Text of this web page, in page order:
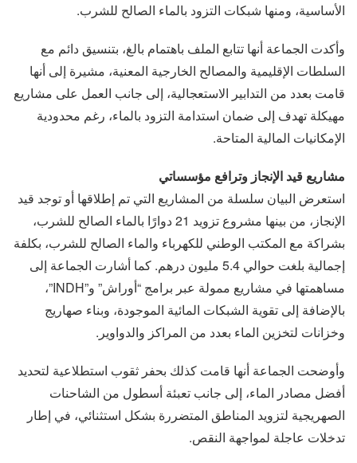
الأساسية، ومنها شبكات التزود بالماء الصالح للشرب.
وأكدت الجماعة أنها تتابع الملف باهتمام بالغ، بتنسيق دائم مع
السلطات الإقليمية والمصالح الخارجية المعنية، مشيرة إلى أنها
قامت بعدد من التدابير الاستعجالية، إلى جانب العمل على مشاريع
مهيكلة تهدف إلى ضمان استدامة التزود بالماء، رغم محدودية
الإمكانيات المالية المتاحة.
مشاريع قيد الإنجاز وترافع مؤسساتي
استعرض البيان سلسلة من المشاريع التي تم إطلاقها أو توجد قيد
الإنجاز، من بينها مشروع تزويد 21 دوارًا بالماء الصالح للشرب،
بشراكة مع المكتب الوطني للكهرباء والماء الصالح للشرب، بكلفة
إجمالية بلغت حوالي 5.4 مليون درهم. كما أشارت الجماعة إلى
مساهمتها في مشاريع ممولة عبر برامج “أوراش” و”INDH”،
بالإضافة إلى تقوية الشبكات المائية الموجودة، وبناء صهاريج
وخزانات لتخزين الماء بعدد من المراكز والدواوير.
وأوضحت الجماعة أنها قامت كذلك بحفر ثقوب استطلاعية لتحديد
أفضل مصادر الماء، إلى جانب تعبئة أسطول من الشاحنات
الصهريجية لتزويد المناطق المتضررة بشكل استثنائي، في إطار
تدخلات عاجلة لمواجهة النقص.